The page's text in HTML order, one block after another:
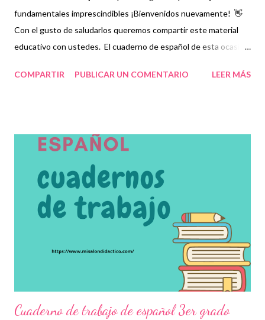
fundamentales imprescindibles ¡Bienvenidos nuevamente! 👋
Con el gusto de saludarlos queremos compartir este material
educativo con ustedes. El cuaderno de español de esta ocasión
los niños deberán adquirir, de acuerdo a su nivel, para consolidar
mediante desafíos y actividades que, en su momento, deberán
resolver y que les servirá como práctica para asuntos de la vida
cotidiana. Esperamos que este material sea de gran ayuda y
agradecemos a los autores recordando que nosotros
únicamente lo compartimos con fines informativos y educativos.
👏 Descarga material a continuación 👇 Cuaderno de trabajo de
español 2° grado ¡Gracias por tu visita! 😉 No ol...
COMPARTIR PUBLICAR UN COMENTARIO LEER MÁS
Cuaderno de trabajo de español 3er grado